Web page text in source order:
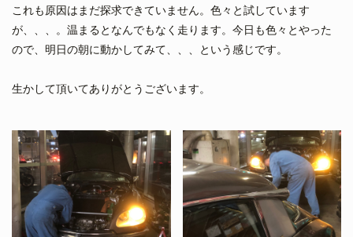
これも原因はまだ探求できていません。色々と試しています
が、、、。温まるとなんでもなく走ります。今日も色々とやった
ので、明日の朝に動かしてみて、、、という感じです。
生かして頂いてありがとうございます。